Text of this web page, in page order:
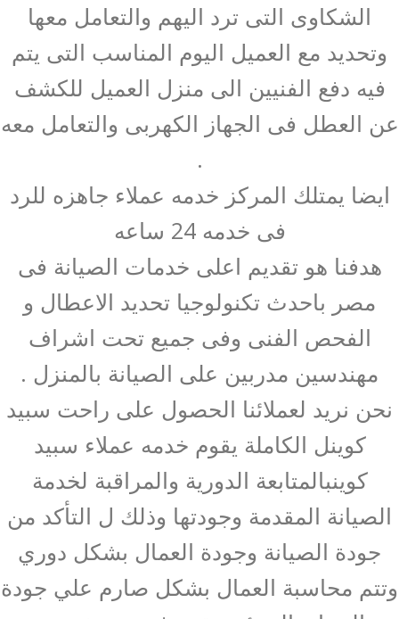
الشكاوى التى ترد اليهم والتعامل معها
وتحديد مع العميل اليوم المناسب التى يتم
فيه دفع الفنيين الى منزل العميل للكشف
عن العطل فى الجهاز الكهربى والتعامل معه
.
ايضا يمتلك المركز خدمه عملاء جاهزه للرد
فى خدمه 24 ساعه
هدفنا هو تقديم اعلى خدمات الصيانة فى
مصر باحدث تكنولوجيا تحديد الاعطال و
الفحص الفنى وفى جميع تحت اشراف
مهندسين مدربين على الصيانة بالمنزل .
نحن نريد لعملائنا الحصول على راحت سبيد
كوينل الكاملة يقوم خدمه عملاء سبيد
كوينبالمتابعة الدورية والمراقبة لخدمة
الصيانة المقدمة وجودتها وذلك ل التأكد من
جودة الصيانة وجودة العمال بشكل دوري
وتتم محاسبة العمال بشكل صارم علي جودة